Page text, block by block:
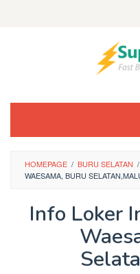
HOMEPAGE / BURU SELATAN /
WAESAMA, BURU
Info Loker